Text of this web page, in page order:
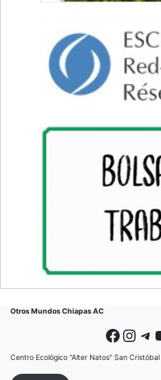
Otros Mundos Chiapas AC
Facebook Instagram Telegram
Centro Ecológico "Alter Natos" San